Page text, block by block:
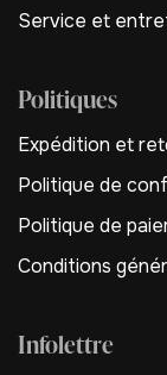
Service et
Politiques
Expédition et
Politique de
Politique de
Conditions
Infolettre